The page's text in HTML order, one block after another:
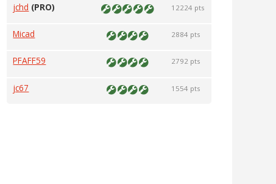
jchd (PRO) 12224 pts
Micad 2884 pts
PFAFF59 2792 pts
jc67 1554 pts